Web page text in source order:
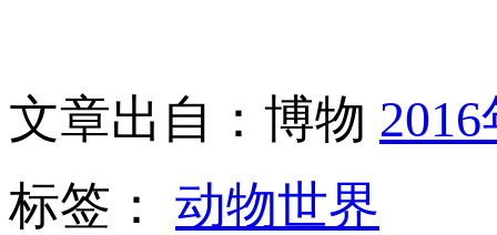
文章出自：博物
标签： 动物世界